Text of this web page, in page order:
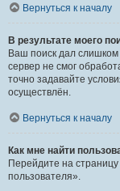
Вернуться к началу
В результате моего
Ваш поиск дал слишком
сервер не смог
точно задавайте
осуществлён.
Вернуться к началу
Как мне найти
Перейдите на
пользователя».